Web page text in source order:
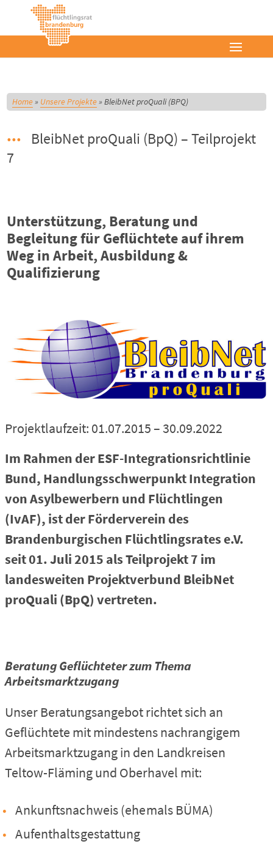
Home» Unsere Projekte»BleibNet proQuali (BPQ)
BleibNet proQuali (BpQ) – Teilprojekt
7
Unterstützung, Beratung und
Begleitung für Geflüchtete auf ihrem
Weg in Arbeit, Ausbildung &
Qualifizierung
Projektlaufzeit: 01.07.2015 – 30.09.2022
Im Rahmen der ESF-Integrationsrichtlinie
Bund, Handlungsschwerpunkt Integration
von Asylbewerbern und Flüchtlingen
(IvAF), ist der Förderverein des
Brandenburgischen Flüchtlingsrates e.V.
seit 01. Juli 2015 als Teilprojekt 7 im
landesweiten Projektverbund BleibNet
proQuali (BpQ) vertreten.
Beratung Geflüchteter zum Thema
Arbeitsmarktzugang
Unser Beratungsangebot richtet sich an
Geflüchtete mit mindestens nachrangigem
Arbeitsmarktzugang in den Landkreisen
Teltow-Fläming und Oberhavel mit:
Ankunftsnachweis (ehemals BÜMA)
Aufenthaltsgestattung